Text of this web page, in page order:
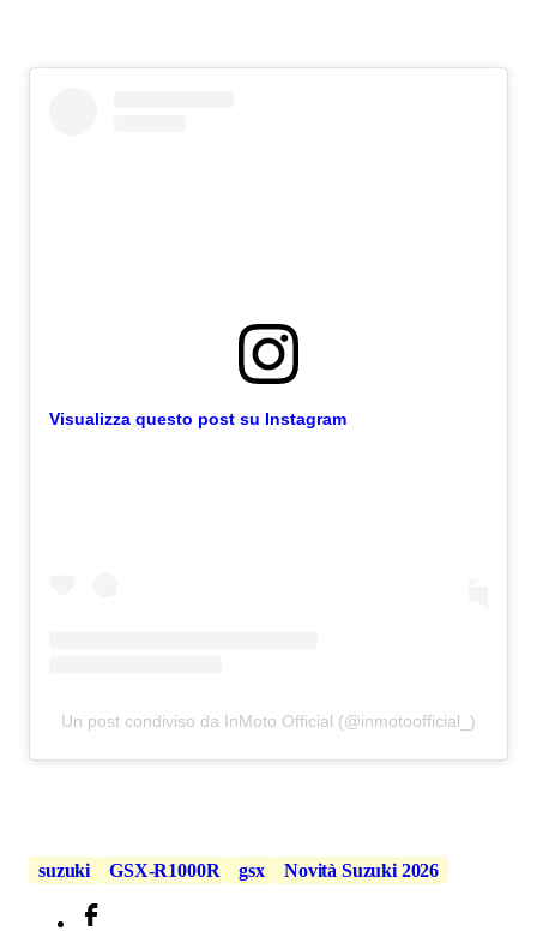
Visualizza questo post su Instagram
Un post condiviso da InMoto Official (@inmotoofficial_)
suzuki GSX-R1000R gsx Novità Suzuki 2026